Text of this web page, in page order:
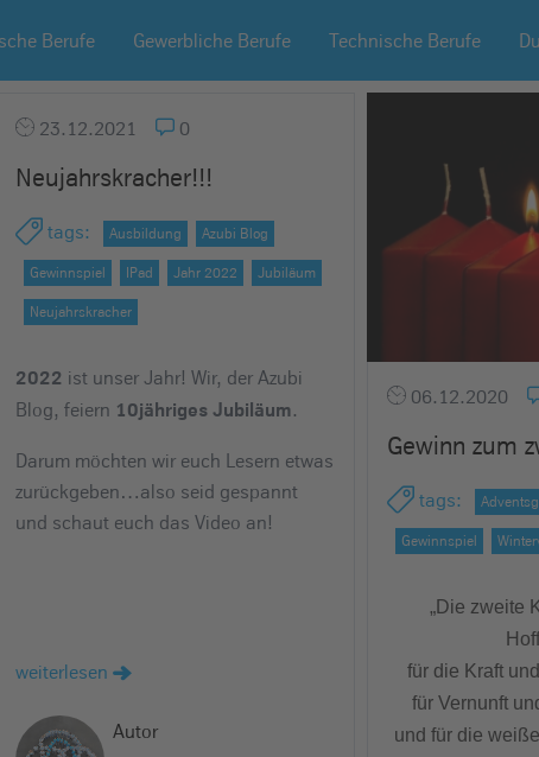
Berufe Gewerbliche Berufe Technische Berufe
23.12.2021 0
Neujahrskracher!!!
tags: Ausbildung Azubi Blog
Gewinnspiel IPad Jahr 2022 Jubiläum
Neujahrskracher
2022 ist unser Jahr! Wir, der Azubi
Blog, feiern 10jähriges Jubiläum.
Darum möchten wir euch Lesern etwas
zurückgeben…also seid gespannt
und schaut euch das Video an!
weiterlesen
Autor
06.12.2020
Gewinn zum
tags:
Gewinnspiel
„Die zweite
für die Kraft
für Vernunft
und für die